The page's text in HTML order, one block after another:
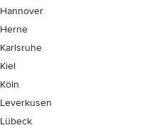
Hannover
Herne
Karlsruhe
Kiel
Köln
Leverkusen
Lübeck